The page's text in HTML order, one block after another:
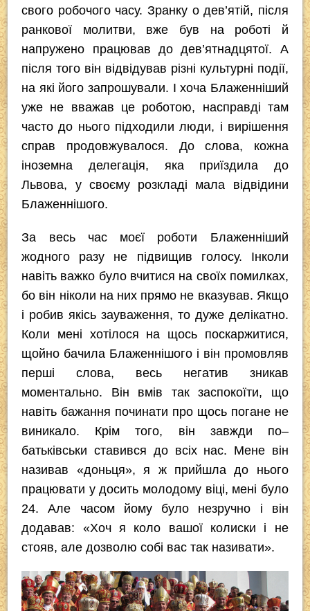
свого робочого часу. Зранку о дев’ятій, після
ранкової молитви, вже був на роботі й
напружено працював до дев’ятнадцятої. А
після того він відвідував різні культурні події,
на які його запрошували. І хоча Блаженніший
уже не вважав це роботою, насправді там
часто до нього підходили люди, і вирішення
справ продовжувалося. До слова, кожна
іноземна делегація, яка приїздила до
Львова, у своєму розкладі мала відвідини
Блаженнішого.
За весь час моєї роботи Блаженніший
жодного разу не підвищив голосу. Інколи
навіть важко було вчитися на своїх помилках,
бо він ніколи на них прямо не вказував. Якщо
і робив якісь зауваження, то дуже делікатно.
Коли мені хотілося на щось поскаржитися,
щойно бачила Блаженнішого і він промовляв
перші слова, весь негатив зникав
моментально. Він вмів так заспокоїти, що
навіть бажання починати про щось погане не
виникало. Крім того, він завжди по–
батьківськи ставився до всіх нас. Мене він
називав «доньця», я ж прийшла до нього
працювати у досить молодому віці, мені було
24. Але часом йому було незручно і він
додавав: «Хоч я коло вашої колиски і не
стояв, але дозволю собі вас так називати».